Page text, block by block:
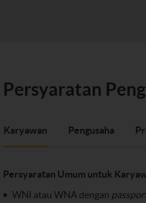
Persyaratan
Karyawan Pengusaha
Persyaratan Umum untuk
WNI atau WNA dengan